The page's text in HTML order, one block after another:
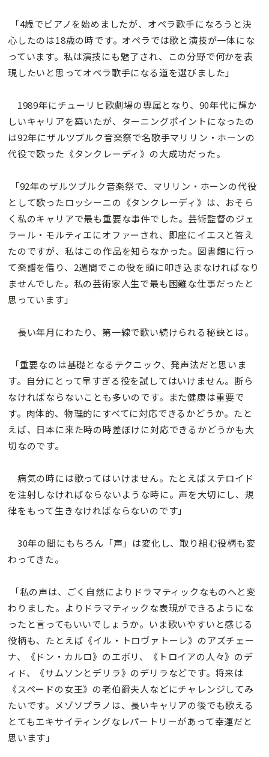
「4歳でピアノを始めましたが、オペラ歌手になろうと決
心したのは18歳の時です。オペラでは歌と演技が一体にな
っています。私は演技にも魅了され、この分野で何かを表
現したいと思ってオペラ歌手になる道を選びました」
1989年にチューリヒ歌劇場の専属となり、90年代に輝か
しいキャリアを築いたが、ターニングポイントになったの
は92年にザルツブルク音楽祭で名歌手マリリン・ホーンの
代役で歌った《タンクレーディ》の大成功だった。
「92年のザルツブルク音楽祭で、マリリン・ホーンの代役
として歌ったロッシーニの《タンクレーディ》は、おそら
く私のキャリアで最も重要な事件でした。芸術監督のジェ
ラール・モルティエにオファーされ、即座にイエスと答え
たのですが、私はこの作品を知らなかった。図書館に行っ
て楽譜を借り、2週間でこの役を頭に叩き込まなければなり
ませんでした。私の芸術家人生で最も困難な仕事だったと
思っています」
長い年月にわたり、第一線で歌い続けられる秘訣とは。
「重要なのは基礎となるテクニック、発声法だと思いま
す。自分にとって早すぎる役を試してはいけません。断ら
なければならないことも多いのです。また健康は重要で
す。肉体的、物理的にすべてに対応できるかどうか。たと
えば、日本に来た時の時差ぼけに対応できるかどうかも大
切なのです。
病気の時には歌ってはいけません。たとえばステロイド
を注射しなければならないような時に。声を大切にし、規
律をもって生きなければならないのです」
30年の間にもちろん「声」は変化し、取り組む役柄も変
わってきた。
「私の声は、ごく自然によりドラマティックなものへと変
わりました。よりドラマティックな表現ができるようにな
ったと言ってもいいでしょうか。いま歌いやすいと感じる
役柄も、たとえば《イル・トロヴァトーレ》のアズチェー
ナ、《ドン・カルロ》のエボリ、《トロイアの人々》のデ
ィド、《サムソンとデリラ》のデリラなどです。将来は
《スペードの女王》の老伯爵夫人などにチャレンジしてみ
たいです。メゾソプラノは、長いキャリアの後でも歌える
とてもエキサイティングなレパートリーがあって幸運だと
思います」